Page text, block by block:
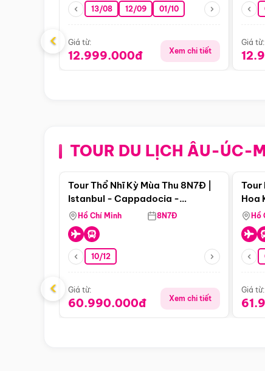
13/08 12/09 01/10
Giá từ:
12.999.000đ Xem chi tiết
Giá từ:
‹
TOUR DU LỊCH ÂU-ÚC-
Điểm nổi bật
Tour Thổ Nhĩ Kỳ Mùa Thu 8N7Đ |
Istanbul - Cappadocia -
Pamukkale
Hồ Chí Minh 8N7Đ
10/12
Giá từ:
60.990.000đ Xem chi tiết
Tour
Hoa
Hồ
Giá từ:
‹